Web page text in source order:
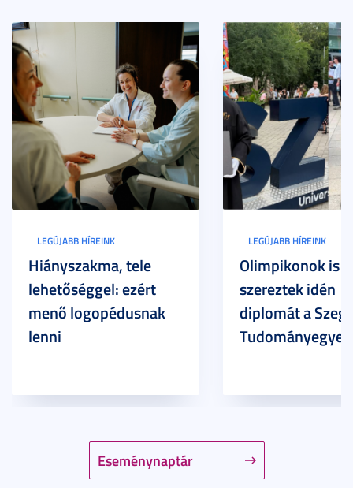
Eseménynaptár
LEGÚJABB HÍREINK
Hiányszakma, tele
lehetőséggel: ezért
menő logopédusnak
lenni
LEGÚJABB HÍREINK
Olimpikonok is
szereztek idén
diplomát a